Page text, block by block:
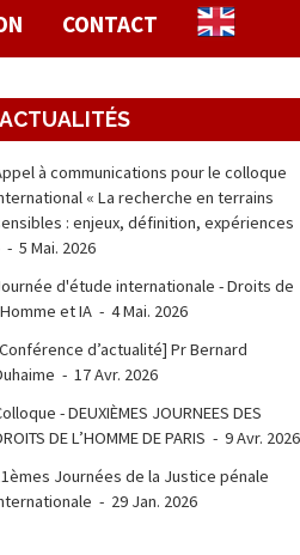
CONTACT
ACTUALITÉS
à communications pour le colloque
« La recherche en terrains
: enjeux, définition, expériences
-5 Mai. 2026
d'étude internationale - Droits de
et IA -4 Mai. 2026
d’actualité] Pr Bernard
-17 Avr. 2026
- DEUXIÈMES JOURNEES DES
DE L’HOMME DE PARIS -9 Avr. 2026
Journées de la Justice pénale
- 29 Jan. 2026